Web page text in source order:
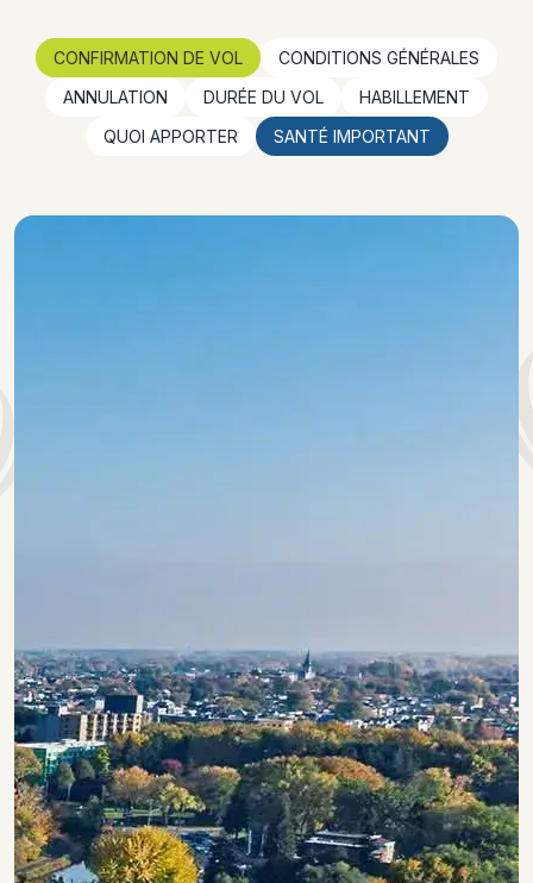
CONFIRMATION DE VOL
CONDITIONS GÉNÉRALES
ANNULATION
DURÉE DU VOL
HABILLEMENT
QUOI APPORTER
SANTÉ IMPORTANT